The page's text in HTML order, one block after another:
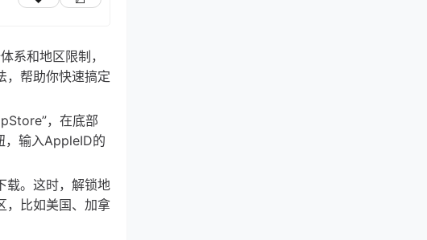
系和地区限制，
，帮助你快速搞定
，在底部
，输入AppleID的
载。这时，解锁地
，比如美国、加拿